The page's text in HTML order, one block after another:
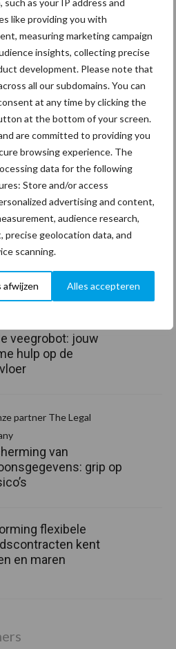
as your IP address and
like providing you with
measuring marketing campaign
insights, collecting precise
development. Please note that
all our subdomains. You can
at any time by clicking the
at the bottom of your screen.
are committed to providing you
browsing experience. The
data for the following
Store and/or access
advertising and content,
audience research,
precise geolocation data, and
scanning.
afwijzen Alles accepteren
zijn betrouwbare adviseurs voor
naar de klant en zullen naast de
ook de kosten gedurende de hele
machines van een ander
ons. De hogere investering
ook door weinig storingen. De
kiezen niet voor een beperkt
vraagt en wij draaien-mentaliteit’.
vraagt. Vanzelfsprekend proberen
ons te binden die bij onze kwaliteit
nog niet helemaal.”
jou! Lees meer
veegrobot: jouw
hulp op de
partner The Legal
van
grip op
flexibele
kent
en maren